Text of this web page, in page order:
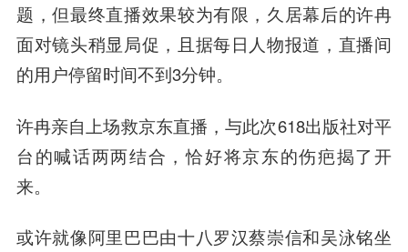
题，但最终直播效果较为有限，久居幕后的许冉
面对镜头稍显局促，且据每日人物报道，直播间
的用户停留时间不到3分钟。
许冉亲自上场救京东直播，与此次618出版社对平
台的喊话两两结合，恰好将京东的伤疤揭了开
来。
或许就像阿里巴巴由十八罗汉蔡崇信和吴泳铭坐